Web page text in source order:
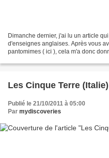
Dimanche dernier, j'ai lu un article
d'enseignes anglaises. Après vous
pantomimes ( ici ), cela m'a donc
Les Cinque Terre
Publié le 21/10/2011 à 05:00
Par mydiscoveries